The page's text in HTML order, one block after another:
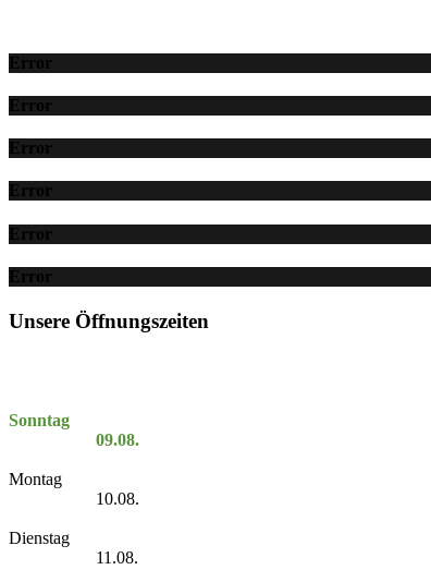
Error
Error
Error
Error
Error
Error
Unsere Öffnungszeiten
Sonntag
09.08.
Montag
10.08.
Dienstag
11.08.